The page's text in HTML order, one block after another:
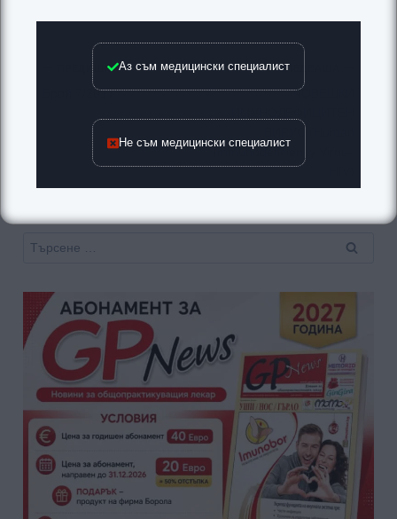
Навигация
ПРЕДИШНА
Брой 7/2017
СЛЕДВАЩА
ЧОВЕШКИ
ВИРУС (Human
Immunodeficiency Virus–
Търсене
Аз съм медицински специалист
Не съм медицински специалист